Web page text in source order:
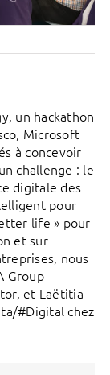
un hackathon
Microsoft
à concevoir
challenge : le
digitale des
pour
life » pour
et sur
nous
Group
et Laëtitia
#Digital chez